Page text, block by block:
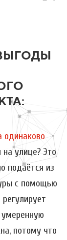
одинаково
улице? Это
подаётся из
с помощью
умеренную
потому что